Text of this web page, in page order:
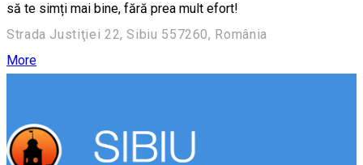
să te simți mai bine, fără prea mult efort!
Strada Justiţiei 22, Sibiu 557260, România
More